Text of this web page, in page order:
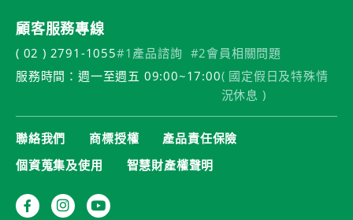
顧客服務專線
( 02 ) 2791-1055#1產品諮詢 #2會員相關問題
服務時間：週一至週五 09:00~17:00( 國定假日及特殊情
況休息 )
聯絡我們 商標授權
產品責任保險
個資蒐集及使用
智慧財產權聲明